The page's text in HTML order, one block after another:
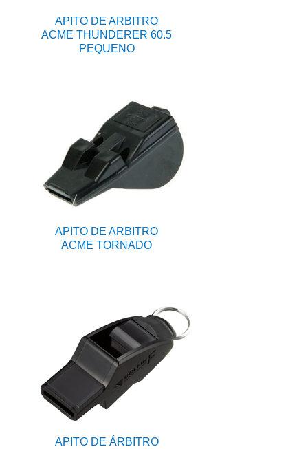
APITO DE ARBITRO
ACME THUNDERER 60.5
PEQUENO
APITO DE ARBITRO
ACME TORNADO
APITO DE ÁRBITRO